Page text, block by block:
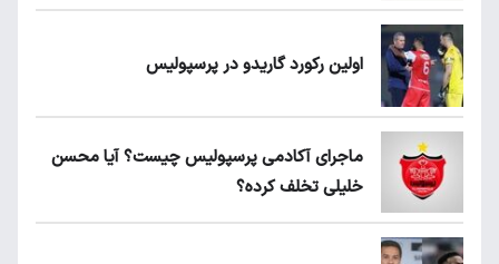
اولین رکورد گاریدو در پرسپولیس
ماجرای آکادمی پرسپولیس چیست؟ آیا محسن
خلیلی تخلف کرده؟